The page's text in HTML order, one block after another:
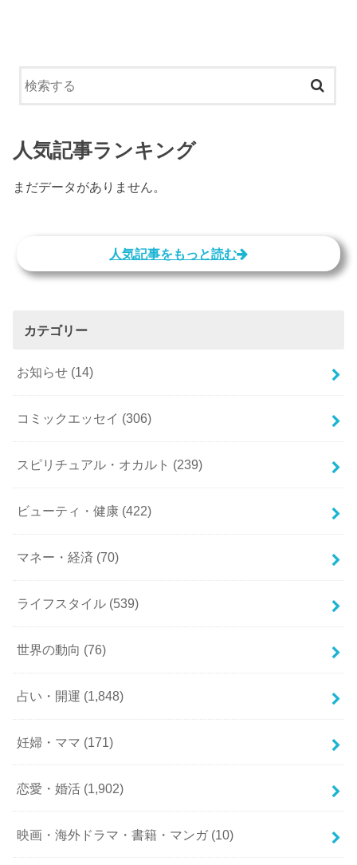
人気記事ランキング
まだデータがありません。
人気記事をもっと読む
カテゴリー
お知らせ (14)
コミックエッセイ (306)
スピリチュアル・オカルト (239)
ビューティ・健康 (422)
マネー・経済 (70)
ライフスタイル (539)
世界の動向 (76)
占い・開運 (1,848)
妊婦・ママ (171)
恋愛・婚活 (1,902)
映画・海外ドラマ・書籍・マンガ (10)